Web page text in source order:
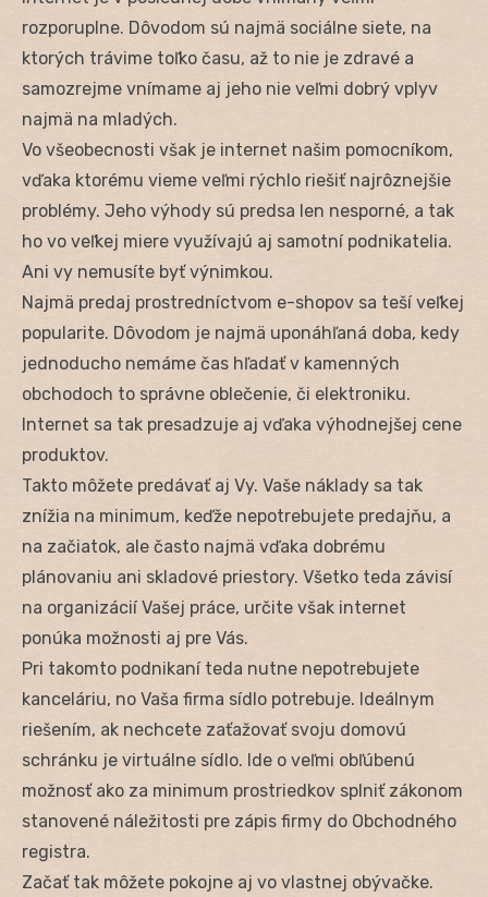
rozporuplne. Dôvodom sú najmä sociálne siete, na
ktorých trávime toľko času, až to nie je zdravé a
samozrejme vnímame aj jeho nie veľmi dobrý vplyv
najmä na mladých.
Vo všeobecnosti však je internet našim pomocníkom,
vďaka ktorému vieme veľmi rýchlo riešiť najrôznejšie
problémy. Jeho výhody sú predsa len nesporné, a tak
ho vo veľkej miere využívajú aj samotní podnikatelia.
Ani vy nemusíte byť výnimkou.
Najmä predaj prostredníctvom e-shopov sa teší veľkej
popularite. Dôvodom je najmä uponáhľaná doba, kedy
jednoducho nemáme čas hľadať v kamenných
obchodoch to správne oblečenie, či elektroniku.
Internet sa tak presadzuje aj vďaka výhodnejšej cene
produktov.
Takto môžete predávať aj Vy. Vaše náklady sa tak
znížia na minimum, keďže nepotrebujete predajňu, a
na začiatok, ale často najmä vďaka dobrému
plánovaniu ani skladové priestory. Všetko teda závisí
na organizácií Vašej práce, určite však internet
ponúka možnosti aj pre Vás.
Pri takomto podnikaní teda nutne nepotrebujete
kanceláriu, no Vaša firma sídlo potrebuje. Ideálnym
riešením, ak nechcete zaťažovať svoju domovú
schránku je virtuálne sídlo. Ide o veľmi obľúbenú
možnosť ako za minimum prostriedkov splniť zákonom
stanovené náležitosti pre zápis firmy do Obchodného
registra.
Začať tak môžete pokojne aj vo vlastnej obývačke.